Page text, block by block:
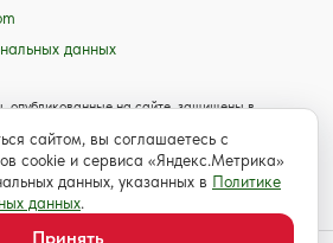
данных
опубликованные на сайте, защищены в
законодательством об авторском
текстовых, фото, аудио и
с согласия правообладателя с обязательной
Для детей старше 16 лет.
сайтом, вы соглашаетесь с
cookie и сервиса «Яндекс.Метрика»
данных, указанных в Политике
данных.
Принять